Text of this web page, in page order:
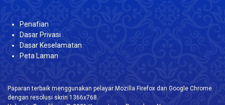
Penafian
Dasar Privasi
Dasar Keselamatan
Peta Laman
Paparan terbaik menggunakan pelayar Mozilla Firefox dan Google Chrome
dengan resolusi skrin 1366x768.